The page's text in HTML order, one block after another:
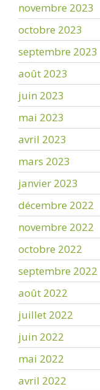
novembre 2023
octobre 2023
septembre 2023
août 2023
juin 2023
mai 2023
avril 2023
mars 2023
janvier 2023
décembre 2022
novembre 2022
octobre 2022
septembre 2022
août 2022
juillet 2022
juin 2022
mai 2022
avril 2022